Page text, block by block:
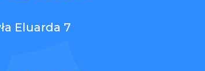
Eluarda 7